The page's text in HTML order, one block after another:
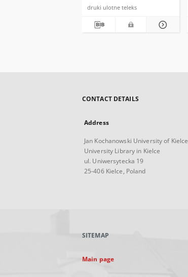
druki ulotne teleks
CONTACT DETAILS
Address
Jan Kochanowski University of Kielce
University Library in Kielce
ul. Uniwersytecka 19
25-406 Kielce, Poland
SITEMAP
Main page